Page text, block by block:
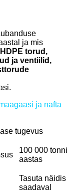
ja mis
HDPE torud,
ja ventiilid,
ja nafta
tugevus
100 000 tonni
aastas
Tasuta näidis
saadaval